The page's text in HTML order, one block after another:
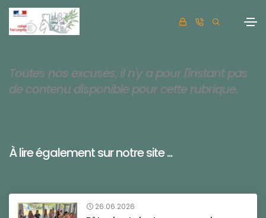
Toutes nos excuses, il n'y a pour l'instant pas
de contenu disponible pour cette rubrique.
À lire également sur notre site ...
26.06.2026